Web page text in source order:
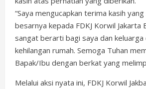
“Saya mengucapkan terima kasih
besarnya kepada FDKJ Korwil Jakarta
sangat berarti bagi saya dan keluarga
kehilangan rumah. Semoga Tuhan
Bapak/Ibu dengan berkat yang
Melalui aksi nyata ini, FDKJ Korwil